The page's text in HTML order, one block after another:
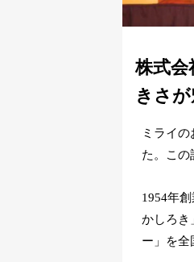
株式会
きさが
ミライ
た。この
1954年
かしろき
ー」を全